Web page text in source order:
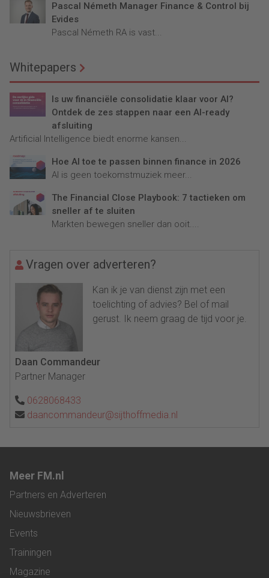
Pascal Németh Manager Finance & Control bij
Evides
Pascal Németh RA is vast...
Whitepapers
Is uw financiële consolidatie klaar voor AI?
Ontdek de zes stappen naar een AI-ready
afsluiting
Artificial Intelligence biedt enorme kansen...
Hoe AI toe te passen binnen finance in 2026
AI is geen toekomstmuziek meer...
The Financial Close Playbook: 7 tactieken om
sneller af te sluiten
Markten bewegen sneller dan ooit....
Vragen over adverteren?
Kan ik je van dienst zijn met een
toelichting of advies? Bel of mail
gerust. Ik neem graag de tijd voor je.
Daan Commandeur
Partner Manager
0628068433
daancommandeur@sijthoffmedia.nl
Meer FM.nl
Partners en Adverteren
Nieuwsbrieven
Events
Trainingen
Magazine